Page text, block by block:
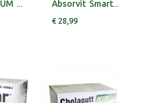
ANACARDIUM ORIENT GRANULO 30CH BOIRON Absorvit Smart Pl Caps X 30 cáps(s)
€ 28,99